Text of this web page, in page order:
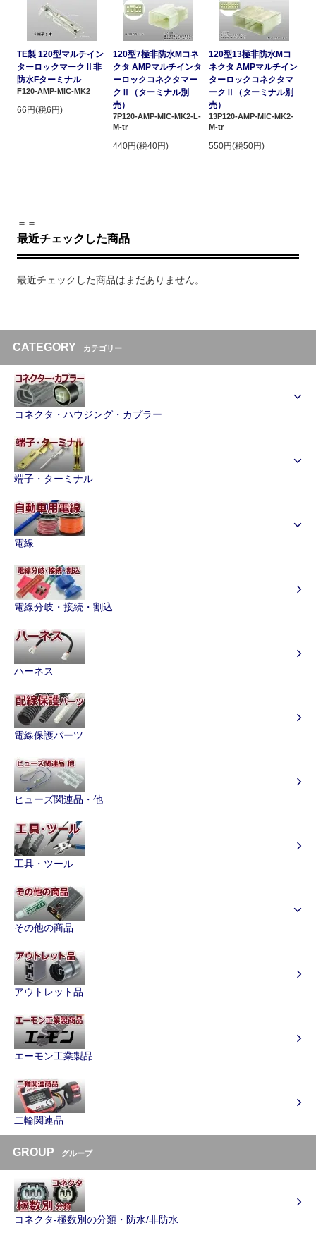
TE製 120型マルチイン
ターロックマークⅡ非
防水Fターミナル
F120-AMP-MIC-MK2
66円(税6円)
120型7極非防水Mコネ
クタ AMPマルチインタ
ーロックコネクタマー
クⅡ（ターミナル別
売）
7P120-AMP-MIC-MK2-L-
M-tr
440円(税40円)
120型13極非防水Mコ
ネクタ AMPマルチイン
ターロックコネクタマ
ークⅡ（ターミナル別
売）
13P120-AMP-MIC-MK2-
M-tr
550円(税50円)
＝＝
最近チェックした商品
最近チェックした商品はまだありません。
CATEGORY カテゴリー
コネクタ・ハウジング・カプラー
端子・ターミナル
電線
電線分岐・接続・割込
ハーネス
電線保護パーツ
ヒューズ関連品・他
工具・ツール
その他の商品
アウトレット品
エーモン工業製品
二輪関連品
GROUP グループ
コネクタ-極数別の分類・防水/非防水